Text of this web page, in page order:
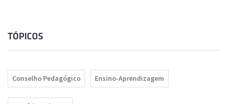
TÓPICOS
Conselho Pedagógico Ensino-Aprendizagem